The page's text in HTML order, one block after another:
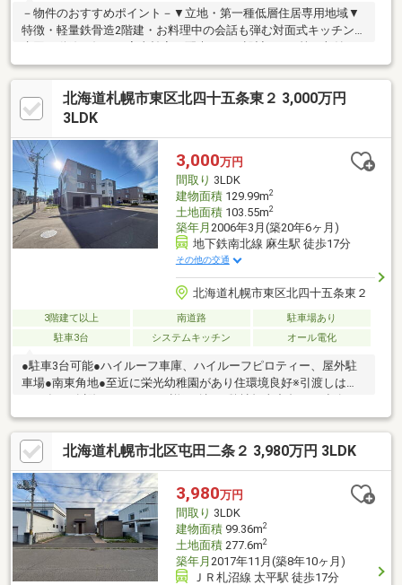
－物件のおすすめポイント－▼立地・第一種低層住居専用地域▼
特徴・軽量鉄骨造2階建・お料理中の会話も弾む対面式キッチン・
水回り動線が短く、家事効率に配慮された設計・WIC等の収納ス
ペース有・在宅ワーク等に活用できる書斎スペース付・2部屋に面
したバルコニー有・広々としたお庭有・駐車スペース有(車種によ
る)▼設備・トイレ2箇所▼周辺環境・新琴似北小学校 徒歩5分(約
400m)・セイコーマートおおば店 徒歩5分(約350m)※現況地目は宅
の詳細・ご相談はお気軽にお問い合わせください。
北海道札幌市東区北四十五条東２ 3,000万円
3LDK
3,000万円
間取り 3LDK
建物面積129.99m2
土地面積103.55m2
築年月 2006年3月(築20年6ヶ月)
地下鉄南北線 麻生駅 徒歩17分
その他の交通
北海道札幌市東区北四十五条東２
3階建て以上 南道路
駐車場あり
駐車3台
システムキッチン オール電化
●駐車3台可能●ハイルーフ車庫、ハイルーフピロティー、屋外駐
車場●南東角地●至近に栄光幼稚園があり住環境良好※引渡しは
ださい。中島携帯番号 080-4502-2610
北海道札幌市北区屯田二条２ 3,980万円 3LDK
3,980万円
間取り 3LDK
建物面積99.36m2
土地面積277.6m2
築年月 2017年11月(築8年10ヶ月)
ＪＲ札沼線 太平駅 徒歩17分